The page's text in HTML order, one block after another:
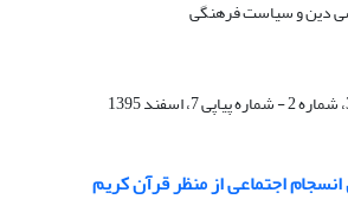
اجتماعی از منظر قرآن کریم